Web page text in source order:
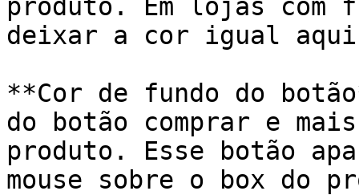
produto. Em lojas com
deixar a cor igual
**Cor de fundo do
do botão comprar e
produto. Esse botão
mouse sobre o box do